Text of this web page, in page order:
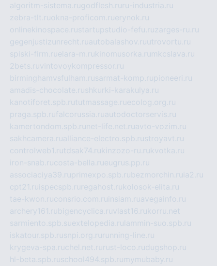
algoritm-sistema.rugodflesh.ru ru-industria.ru
zebra-tlt.ruokna-proficom.ruerynok.ru
onlinekinospace.rustartupstudio-fefu.ruzarges-ru.ru
gegenjustizunrecht.ruautobalashov.ruutrovortu.ru
spiski-firm.ruelara-m.rukinomusorka.ru mkcslava.ru
2bets.ruvintovoykompressor.ru
birminghamvsfulham.rusarmat-komp.rupioneeri.ru
amadis-chocolate.rushkurki-karakulya.ru
kanotiforet.spb.rututmassage.ruecolog.org.ru
praga.spb.rufalcorussia.ruautodoctorservis.ru
kamertondom.spb.ru net-life.net.ruavto-vozim.ru
sakhcamera.rualliance-electro.spb.rustroyavt.ru
controlweb1.rutdsak74.rukinzozo-ru.rukvotka.ru
iron-snab.rucosta-bella.rueugrus.pp.ru
associaciya39.ruprimexpo.spb.rubezmorchin.ru ia2.ru
cpt21.ru ispecspb.ru regahost.rukolosok-elita.ru
tae-kwon.ruconsrio.com.ru insiam.ruavegainfo.ru
archery161.rubigencyclica.ruvlast16.rukorru.net
sarmiento.spb.suextelopedia.ru lammin-suo.spb.ru
iskatour.spb.rusnpi.org.ru running-line.ru
krygeva-spa.ruchel.net.ru rust-loco.rudugshop.ru
hl-beta.spb.ruschool494.spb.ru mymubaby.ru